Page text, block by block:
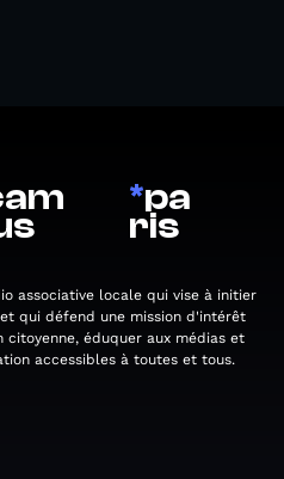
*pa
ris
associative locale qui vise à initier
qui défend une mission d'intérêt
éduquer aux médias et
accessibles à toutes et tous.